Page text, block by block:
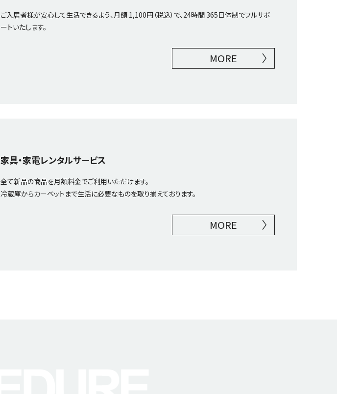
ご入居者様が安心して生活できるよう、月額 1,100円（税込）で、24時間 365日体制でフルサポ
ートいたします。
MORE
家具・家電レンタルサービス
全て新品の商品を月額料金でご利用いただけます。
冷蔵庫からカーペットまで生活に必要なものを取り揃えております。
MORE